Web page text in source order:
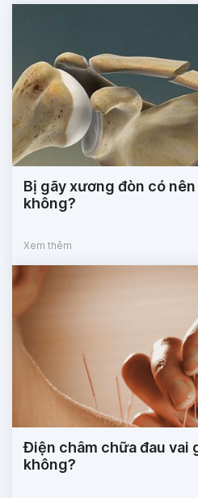
Bị gãy xương đòn có
không?
Xem thêm
Điện châm chữa đau vai
không?